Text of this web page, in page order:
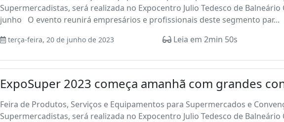
Supermercadistas, será realizada no Expocentro Julio Tedesco de Balneário
junho O evento reunirá empresários e profissionais deste segmento par...
terça-feira, 20 de junho de 2023 Leia em 2min 50s
ExpoSuper 2023 começa amanhã com grandes
Feira de Produtos, Serviços e Equipamentos para Supermercados e
Supermercadistas, será realizada no Expocentro Julio Tedesco de Balneário